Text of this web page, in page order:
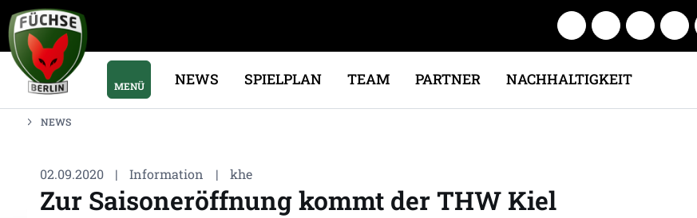
MENÜ NEWS SPIELPLAN TEAM PARTNER NACHHALTIGKEIT
NEWS
02.09.2020 | Information | khe
Zur Saisoneröffnung kommt der THW Kiel